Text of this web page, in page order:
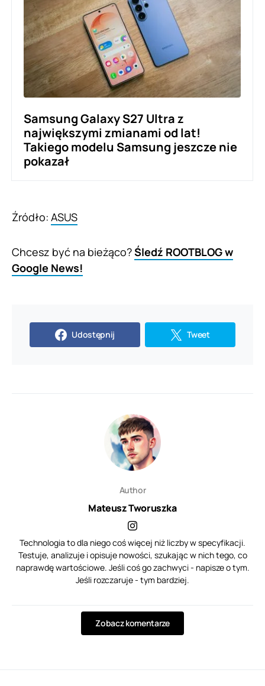
Samsung Galaxy S27 Ultra z
największymi zmianami od lat!
Takiego modelu Samsung jeszcze nie
pokazał
Źródło: ASUS
Chcesz być na bieżąco?Śledź ROOTBLOG w
Google News!
Udostępnij Tweet
Author
Mateusz Tworuszka
Technologia to dla niego coś więcej niż liczby w specyfikacji.
Testuje, analizuje i opisuje nowości, szukając w nich tego, co
naprawdę wartościowe. Jeśli coś go zachwyci - napisze o tym.
Jeśli rozczaruje - tym bardziej.
Zobacz komentarze